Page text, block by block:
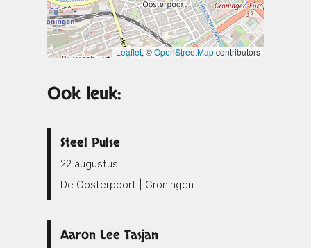
Leaflet, ©OpenStreetMapcontributors
Ook leuk:
Steel Pulse
22 augustus
De Oosterpoort | Groningen
Aaron Lee Tasjan